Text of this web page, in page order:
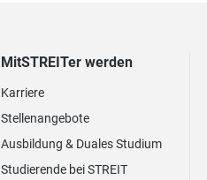
MitSTREITer werden
Karriere
Stellenangebote
Ausbildung & Duales Studium
Studierende bei STREIT